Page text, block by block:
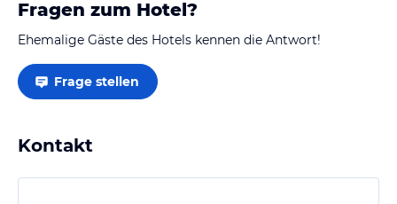
Fragen zum Hotel?
Ehemalige Gäste des Hotels kennen die Antwort!
Frage stellen
Kontakt